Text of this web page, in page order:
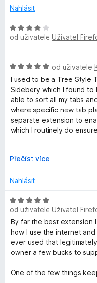
5
í
5
z
c
n
í
z
5
Nahlásit
H
o
o
c
e
n
:
4
od uživatele Uživatel
H
o
d
n
o
c
e
:
z
od uživatele
I used to be a Tree Style
Sidebery which I found to
able to sort all my tabs
where specific new tab
separate extension to
which I routinely do
completely replace or
R
z
a
l
i
t
d
o
Přečíst více
Nahlásit
H
o
d
n
o
c
n
od uživatele Uživatel
By far the best extension
how I use the internet
ever used that
owner a few bucks to
One of the few things